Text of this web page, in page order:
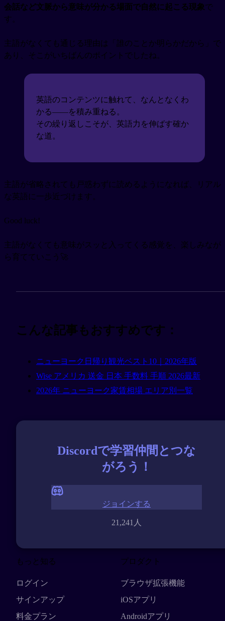
会話など文脈から意味が分かる場面で自然に起こる現象で
す。
主語がなくても通じる理由は「誰のことか明らかだから」で
あり、そこがいちばんのポイントでしたね。
英語のコンテンツに触れて、なんとなくわ
かる——を積み重ねる。
その繰り返しこそが、英語力を伸ばす確か
な道。
主語が省略されても戸惑わずに読めるようになれば、リアル
な英語に一歩近づけます。
Good luck!
主語がなくても意味がスッと入ってくる感覚を、楽しみなが
ら育てていこう🚀
こんな記事もおすすめです：
ニューヨーク日帰り観光ベスト10｜2026年版
Wise アメリカ 送金 日本 手数料 手順 2026最新
2026年 ニューヨーク家賃相場 エリア別一覧
Discordで学習仲間とつな
がろう！
21,241人
ジョインする
もっと知る
ログイン
サインアップ
料金プラン
プロダクト
ブラウザ拡張機能
iOSアプリ
Androidアプリ